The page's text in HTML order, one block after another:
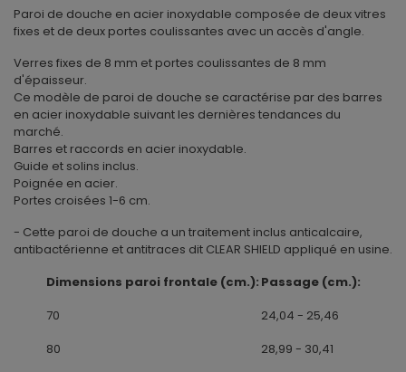
Paroi de douche en acier inoxydable composée de deux vitres
fixes et de deux portes coulissantes avec un accès d'angle.
Verres fixes de 8 mm et portes coulissantes de 8 mm
d'épaisseur.
Ce modèle de paroi de douche se caractérise par des barres
en acier inoxydable suivant les dernières tendances du
marché.
Barres et raccords en acier inoxydable.
Guide et solins inclus.
Poignée en acier.
Portes croisées 1-6 cm.
- Cette paroi de douche a un traitement inclus anticalcaire,
antibactérienne et antitraces dit CLEAR SHIELD appliqué en usine.
Dimensions paroi frontale (cm.): Passage (cm.):
70
24,04 - 25,46
80
28,99 - 30,41